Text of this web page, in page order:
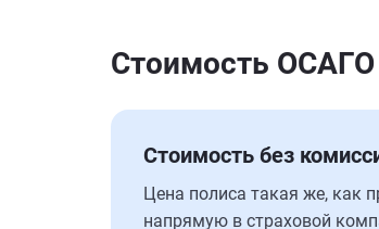
Стоимость ОСАГО
Стоимость без
Цена полиса такая же, как
напрямую в страховой